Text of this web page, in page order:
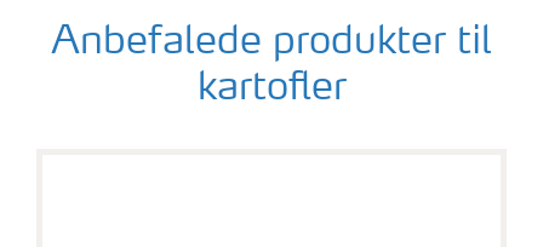
Anbefalede produkter til
kartofler